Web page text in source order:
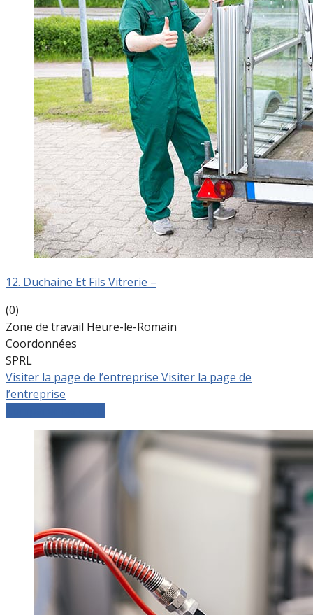
12. Duchaine Et Fils Vitrerie –
(0)
Zone de travail Heure-le-Romain
Coordonnées
SPRL
Visiter la page de l’entreprise Visiter la page de
l’entreprise